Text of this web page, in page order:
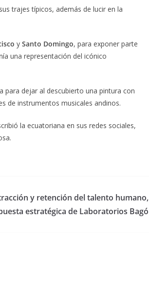
trajes típicos, además de lucir en la
y Santo Domingo, para exponer parte
una representación del icónico
para dejar al descubierto una pintura con
de instrumentos musicales andinos.
la ecuatoriana en sus redes sociales,
y retención del talento humano,
estratégica de Laboratorios Bagó